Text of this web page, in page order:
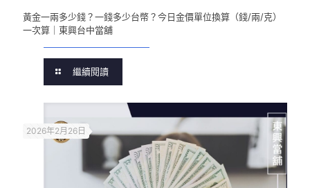
黃金一兩多少錢？一錢多少台幣？今日金價單位換算（錢/兩/克）
一次算｜東興台中當舖
繼續閱讀
2026年2月26日